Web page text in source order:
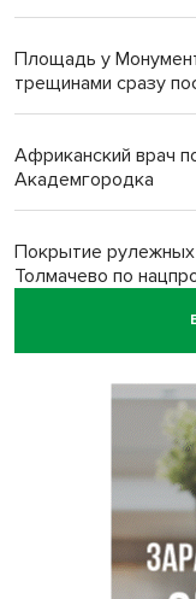
Площадь у
трещинами сразу
Африканский врач
Академгородка
Покрытие
Толмачево по
В Новосибирске
В Новосибирске
псевдо-мигранту
В Новосибирске по
миниполиса «Фора»